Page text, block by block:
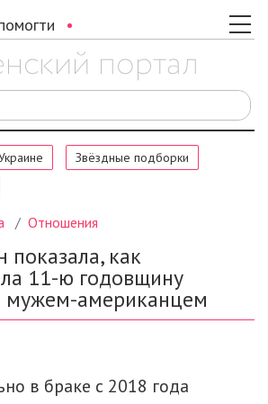
Звёздные подборки
Отношения
как
11-ю годовщину
мужем-американцем
в браке с 2018 года